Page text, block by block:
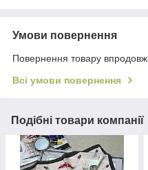
Умови повернення
Повернення товару
Всі умови повернення
Подібні товари компанії